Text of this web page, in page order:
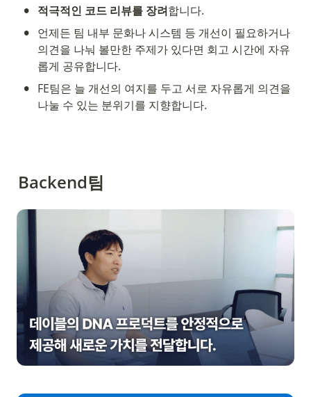
• 적극적인 코드 리뷰를 장려합니다.
• 언제든 팀 내부 문화나 시스템 등 개선이 필요하거나
의견을 나눠 볼만한 주제가 있다면 회고 시간에 자유
롭게 공유합니다.
• FE팀은 늘 개선의 여지를 두고 서로 자유롭게 의견을
나눌 수 있는 분위기를 지향합니다.
Backend팀